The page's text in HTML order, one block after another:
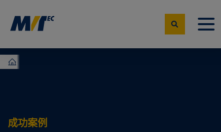
MVTec Software – 机器视觉专家
成功案例